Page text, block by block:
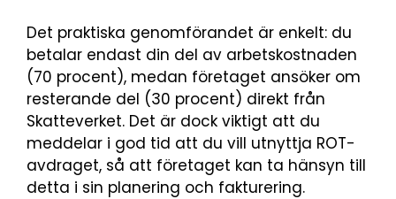
Det praktiska genomförandet är enkelt: du
betalar endast din del av arbetskostnaden
(70 procent), medan företaget ansöker om
resterande del (30 procent) direkt från
Skatteverket. Det är dock viktigt att du
meddelar i god tid att du vill utnyttja ROT-
avdraget, så att företaget kan ta hänsyn till
detta i sin planering och fakturering.